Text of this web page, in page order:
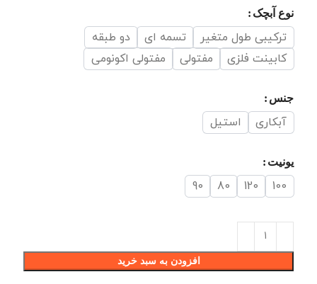
نوع آبچک
ترکیبی طول متغیر تسمه ای
دو طبقه
کابینت فلزی
مفتولی مفتولی اکونومی
جنس
آبکاری استیل
یونیت
100
120
80
90
افزودن به سبد خرید